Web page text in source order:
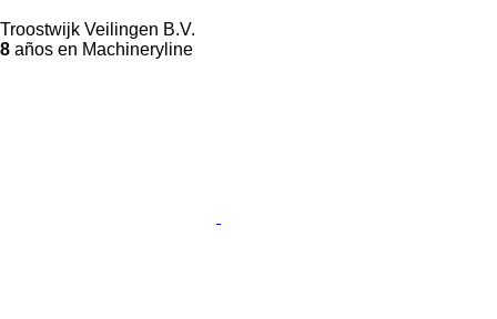
Troostwijk Veilingen B.V.
8 años en Machineryline